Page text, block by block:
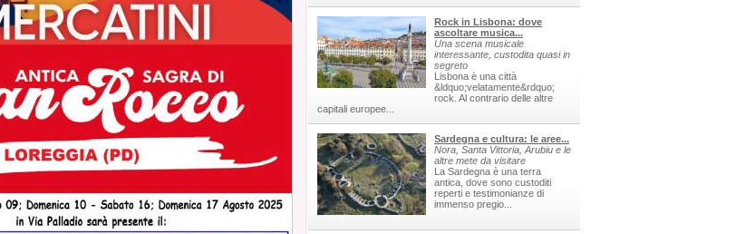
Rock in Lisbona: dove
ascoltare musica...
Una scena musicale
interessante, custodita quasi in
segreto
Lisbona è una città
&ldquo;velatamente&rdquo;
rock. Al contrario delle altre
capitali europee...
Sardegna e cultura: le aree...
Nora, Santa Vittoria, Arubiu e le
altre mete da visitare
La Sardegna è una terra
antica, dove sono custoditi
reperti e testimonianze di
immenso pregio...